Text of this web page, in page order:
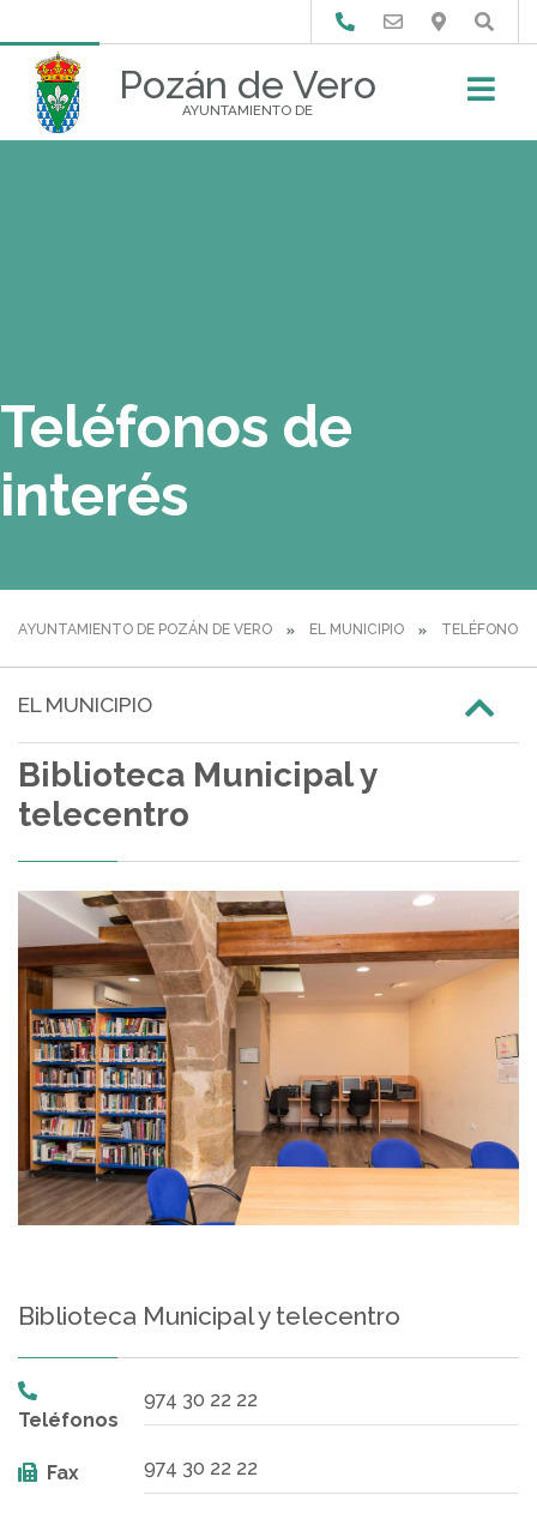
Pozán de Vero
AYUNTAMIENTO DE
Buscar
Teléfonos de
interés
AYUNTAMIENTO DE POZÁN DE VERO EL MUNICIPIO TELÉFONOS
EL MUNICIPIO
Biblioteca Municipal y
telecentro
Biblioteca Municipal y telecentro
Teléfonos
974 30 22 22
Fax 974 30 22 22